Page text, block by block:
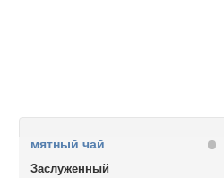
мятный чай
Заслуженный